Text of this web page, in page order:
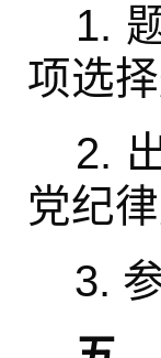
1.
项选
2.
党纪
3.